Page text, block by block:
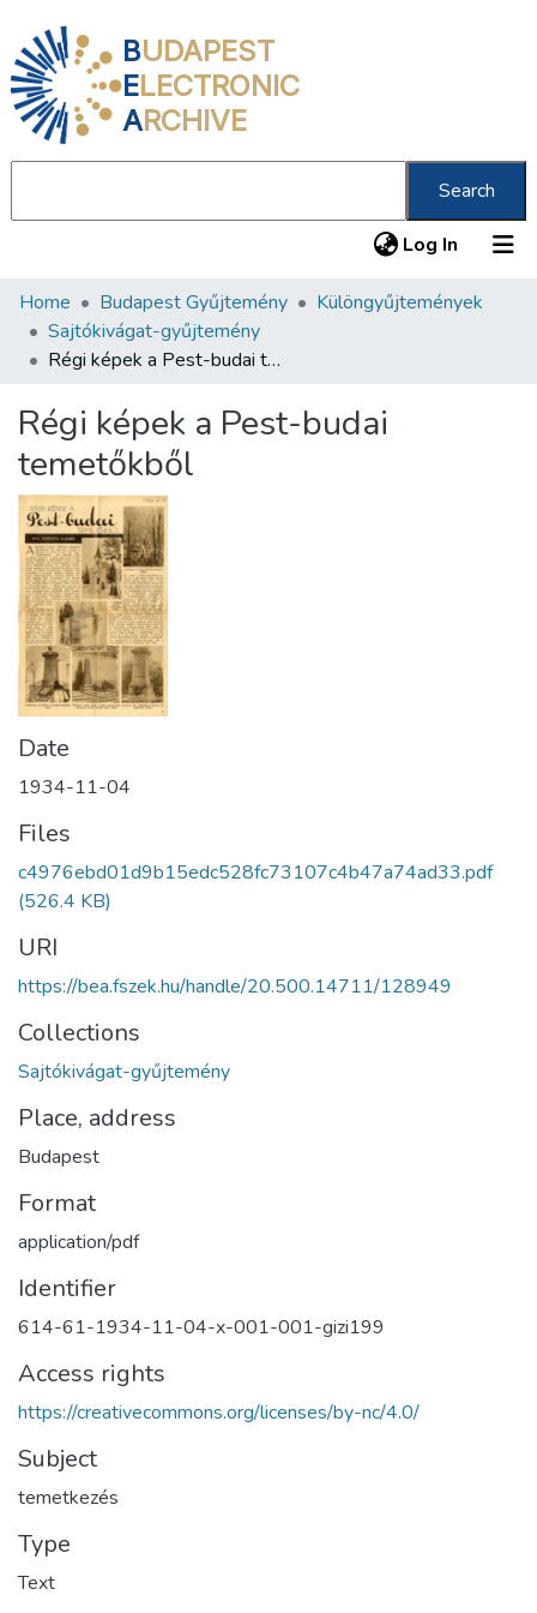
BUDAPEST
ELECTRONIC
ARCHIVE
Search
Log In (current)
Communities & Collections
All of DSpace
About us
Home Budapest Gyűjtemény
Különgyűjtemények
Sajtókivágat-gyűjtemény
Régi képek a Pest-budai temetőkből
Régi képek a Pest-budai
temetőkből
Date
1934-11-04
Files
c4976ebd01d9b15edc528fc73107c4b47a74ad33.pdf
(526.4 KB)
URI
https://bea.fszek.hu/handle/20.500.14711/128949
Collections
Sajtókivágat-gyűjtemény
Place, address
Budapest
Format
application/pdf
Identifier
614-61-1934-11-04-x-001-001-gizi199
Access rights
https://creativecommons.org/licenses/by-nc/4.0/
Subject
temetkezés
Type
Text